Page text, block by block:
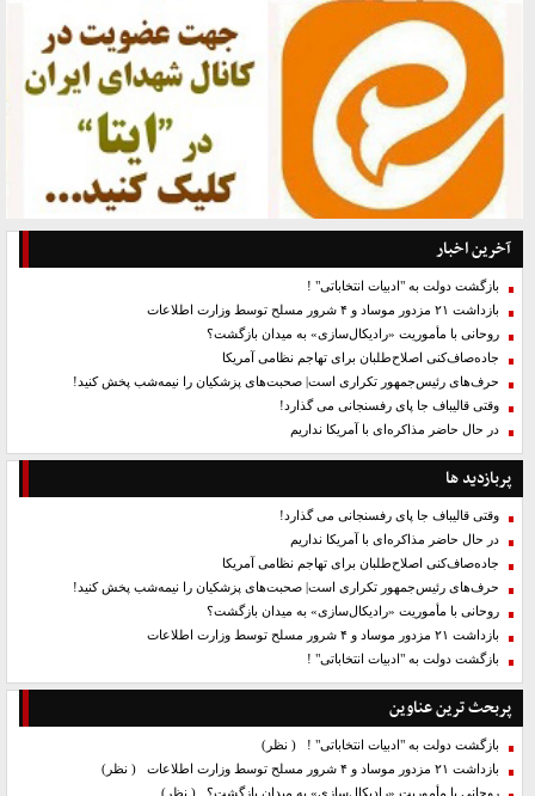
آخرین اخبار
بازگشت دولت به "ادبیات انتخاباتی" !
بازداشت ۲۱ مزدور موساد و ۴ شرور مسلح توسط وزارت اطلاعات
روحانی با مأموریت «رادیکال‌سازی» به میدان بازگشت؟
جاده‌صاف‌کنی اصلاح‌طلبان برای تهاجم نظامی آمریکا
حرف‌های رئیس‌جمهور تکراری است| صحبت‌های پزشکیان را نیمه‌شب پخش کنید!
وقتی قالیباف جا پای رفسنجانی می گذارد!
در حال حاضر مذاکره‌ای با آمریکا نداریم
پربازدید ها
وقتی قالیباف جا پای رفسنجانی می گذارد!
در حال حاضر مذاکره‌ای با آمریکا نداریم
جاده‌صاف‌کنی اصلاح‌طلبان برای تهاجم نظامی آمریکا
حرف‌های رئیس‌جمهور تکراری است| صحبت‌های پزشکیان را نیمه‌شب پخش کنید!
روحانی با مأموریت «رادیکال‌سازی» به میدان بازگشت؟
بازداشت ۲۱ مزدور موساد و ۴ شرور مسلح توسط وزارت اطلاعات
بازگشت دولت به "ادبیات انتخاباتی" !
پربحث ترین عناوین
بازگشت دولت به "ادبیات انتخاباتی" ! ( نظر)
بازداشت ۲۱ مزدور موساد و ۴ شرور مسلح توسط وزارت اطلاعات
( نظر)